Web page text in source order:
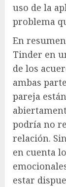
uso de la
problema
En
Tinder en
de los
ambas
pareja
podría no
relación.
en cuenta
estar